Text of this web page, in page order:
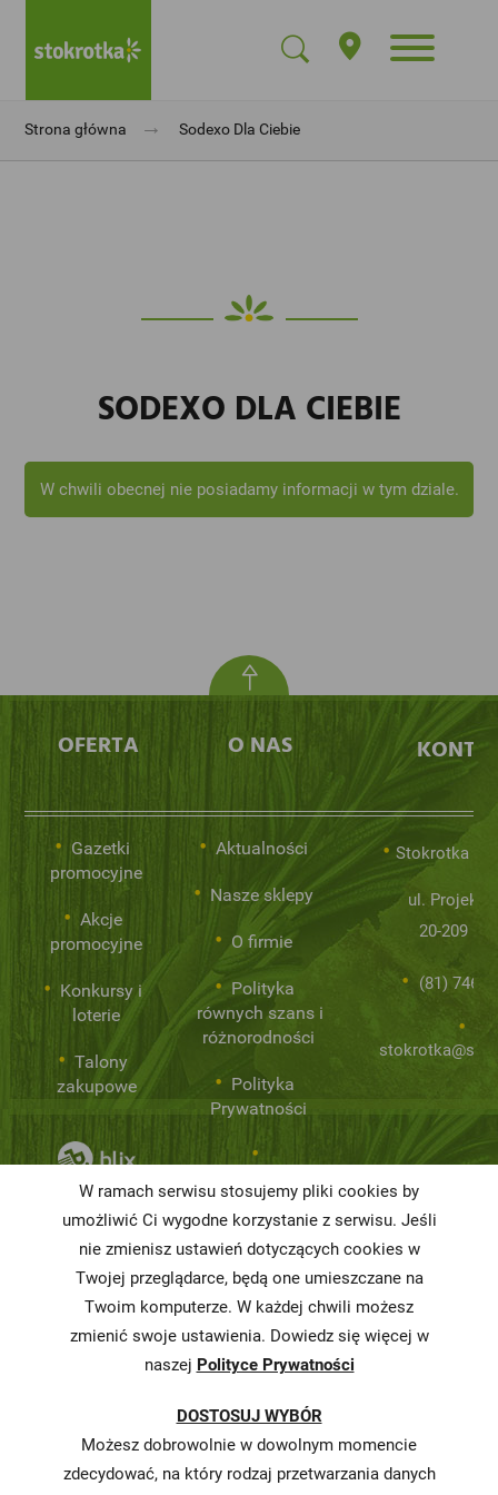
Strona główna → Sodexo Dla Ciebie
SODEXO DLA CIEBIE
W chwili obecnej nie posiadamy informacji w tym dziale.
OFERTA
Gazetki
promocyjne
Akcje
promocyjne
Konkursy i
loterie
Talony
zakupowe
O NAS
Aktualności
Nasze sklepy
O firmie
Polityka
równych szans i
różnorodności
Polityka
Prywatności
żywności
Informacja o
realizowanej
strategii
podatkowej
Karty
Butelkomaty
Stokrotka
ul.
20-209
(81) 746
W ramach serwisu stosujemy pliki cookies by
umożliwić Ci wygodne korzystanie z serwisu. Jeśli
nie zmienisz ustawień dotyczących cookies w
Twojej przeglądarce, będą one umieszczane na
Twoim komputerze. W każdej chwili możesz
zmienić swoje ustawienia. Dowiedz się więcej w
naszej Polityce Prywatności
DOSTOSUJ WYBÓR
Możesz dobrowolnie w dowolnym momencie
zdecydować, na który rodzaj przetwarzania danych